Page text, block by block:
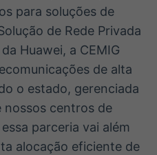
para soluções de
de Rede Privada
Huawei, a CEMIG
de alta
o estado, gerenciada
centros de
parceria vai além
alocação eficiente de